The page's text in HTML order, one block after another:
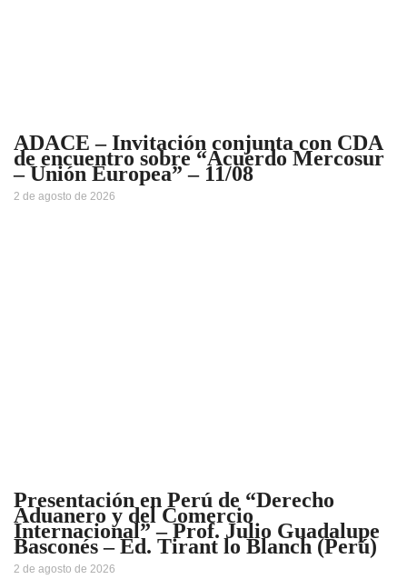
ADACE – Invitación conjunta con CDA
de encuentro sobre “Acuerdo Mercosur
– Unión Europea” – 11/08
2 de agosto de 2026
Presentación en Perú de “Derecho
Aduanero y del Comercio
Internacional” – Prof. Julio Guadalupe
Basconés – Ed. Tirant lo Blanch (Perú)
2 de agosto de 2026